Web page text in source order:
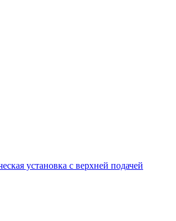
установка с верхней подачей